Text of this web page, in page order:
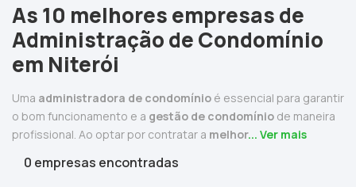
As 10 melhores empresas de
Administração de Condomínio
em Niterói
Uma administradora de condomínio é essencial para garantir
o bom funcionamento e a gestão de condomínio de maneira
profissional. Ao optar por contratar a melhor... Ver mais
0 empresas encontradas